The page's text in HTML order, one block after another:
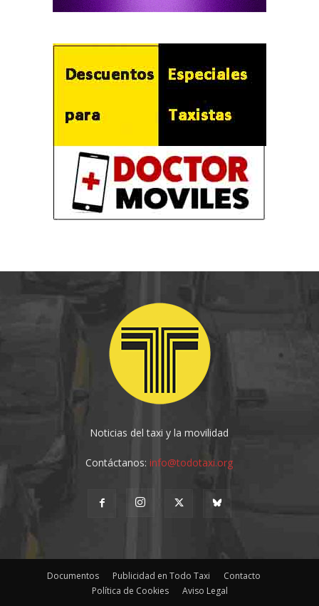
Noticias del taxi y la movilidad
Contáctanos:info@todotaxi.org
Documentos Publicidad en Todo Taxi
Contacto
Política de Cookies
Aviso Legal